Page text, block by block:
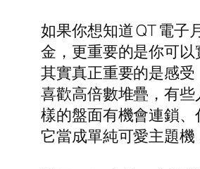
如果你想知道 QT 電
金，更重要的是你可
其實真正重要的是感
喜歡高倍數堆疊，有
樣的盤面有機會連鎖
它當成單純可愛主題機